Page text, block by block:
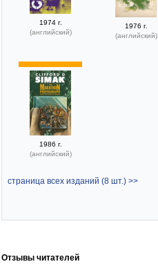
1974 г.
(английский)
1976 г.
(английский)
1986 г.
(английский)
страница всех изданий (8 шт.) >>
Отзывы читателей